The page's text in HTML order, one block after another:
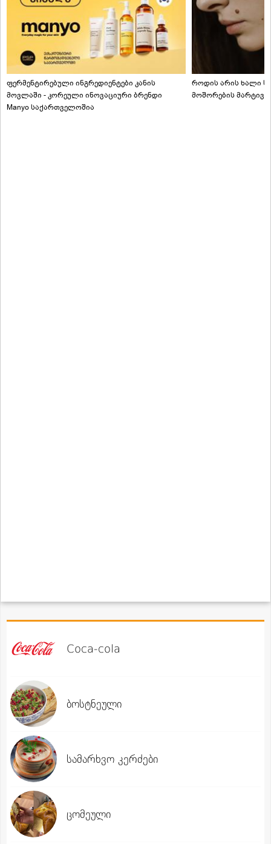
ფერმენტირებული ინგრედიენტები კანის
მოვლაში - კორეული ინოვაციური ბრენდი
Manyo საქართველოშია
როდის არის ხალი
მოშორების
Coca-cola
ბოსტნეული
სამარხვო კერძები
ცომეული